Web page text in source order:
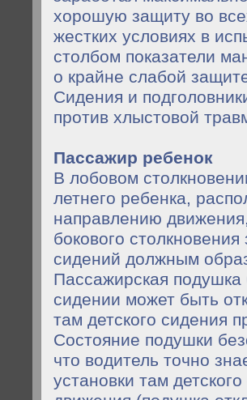
хорошую защиту во
жестких условиях в
столбом показатели
о крайне слабой
Сидения и
против хлыстовой
Пассажир ребенок
В лобовом
летнего ребенка,
направлению
бокового
сидений должным
Пассажирская подушка
сидении может быть
там детского сидения
Состояние подушки
что водитель точно
установки там